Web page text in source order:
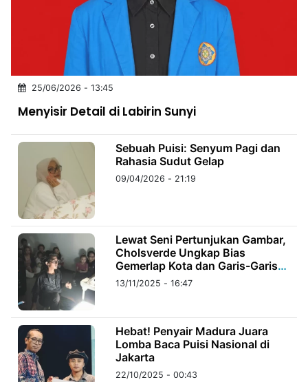
NTB
Time
IDN
Jogja
Rakyat
News
Notice
Baru
Follow
Kabarbaru
Kabarbaru.co
2026
25/06/2026 - 13:45
Menyisir Detail di Labirin Sunyi
Sebuah Puisi: Senyum Pagi dan
Rahasia Sudut Gelap
09/04/2026 - 21:19
Lewat Seni Pertunjukan Gambar,
Cholsverde Ungkap Bias
Gemerlap Kota dan Garis-Garis
Urban
13/11/2025 - 16:47
Hebat! Penyair Madura Juara
Lomba Baca Puisi Nasional di
Jakarta
22/10/2025 - 00:43